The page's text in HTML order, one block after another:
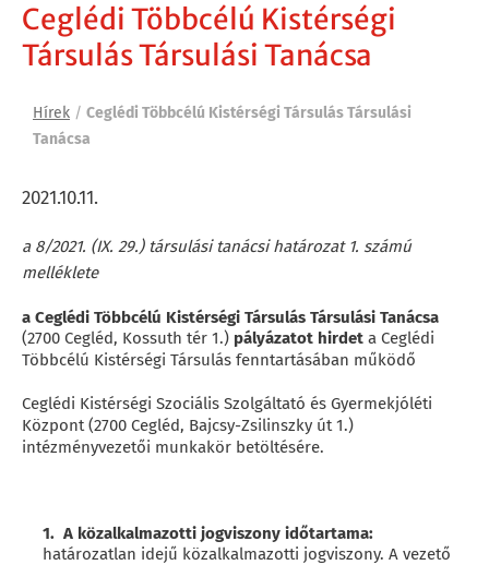
Ceglédi Többcélú Kistérségi
Társulás Társulási Tanácsa
Hírek / Ceglédi Többcélú Kistérségi Társulás Társulási
Tanácsa
2021.10.11.
a 8/2021. (IX. 29.) társulási tanácsi határozat 1. számú
melléklete
a Ceglédi Többcélú Kistérségi Társulás Társulási Tanácsa
(2700 Cegléd, Kossuth tér 1.) pályázatot hirdet a Ceglédi
Többcélú Kistérségi Társulás fenntartásában működő
Ceglédi Kistérségi Szociális Szolgáltató és Gyermekjóléti
Központ (2700 Cegléd, Bajcsy-Zsilinszky út 1.)
intézményvezetői munkakör betöltésére.
1. A közalkalmazotti jogviszony időtartama:
határozatlan idejű közalkalmazotti jogviszony. A vezető